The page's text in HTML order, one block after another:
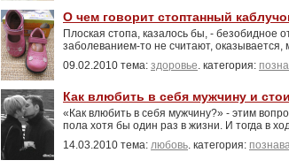
О чем говорит стоптанный
Плоская стопа, казалось бы, - безобидное
заболеванием-то не считают,
09.02.2010 тема: здоровье. категория:
Как влюбить в себя мужчину и
«Как влюбить в себя мужчину?» - этим
пола хотя бы один раз в жизни. И тогда в
14.03.2010 тема: любовь. категория: